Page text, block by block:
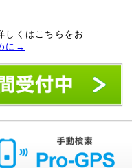
しくはこちらをお
に→